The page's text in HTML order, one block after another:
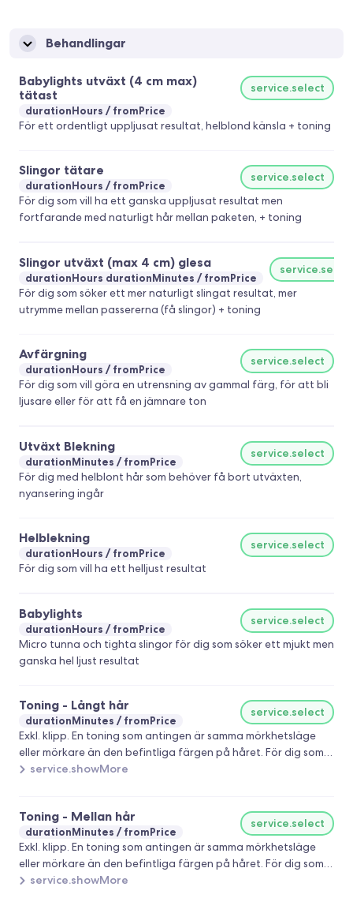
Behandlingar
Babylights utväxt (4 cm max)
tätast
durationHours fromPrice
service.select
För ett ordentligt uppljusat resultat, helblond känsla + toning
Slingor tätare
durationHours fromPrice
service.select
För dig som vill ha ett ganska uppljusat resultat men
fortfarande med naturligt hår mellan paketen, + toning
Slingor utväxt (max 4 cm) glesa
durationHours durationMinutes fromPrice
service.select
För dig som söker ett mer naturligt slingat resultat, mer
utrymme mellan passererna (få slingor) + toning
Avfärgning
durationHours fromPrice
service.select
För dig som vill göra en utrensning av gammal färg, för att bli
ljusare eller för att få en jämnare ton
Utväxt Blekning
durationMinutes fromPrice
service.select
För dig med helblont hår som behöver få bort utväxten,
nyansering ingår
Helblekning
durationHours fromPrice
service.select
För dig som vill ha ett helljust resultat
Babylights
durationHours fromPrice
service.select
Micro tunna och tighta slingor för dig som söker ett mjukt men
ganska hel ljust resultat
Toning - Långt hår
durationMinutes fromPrice
service.select
Exkl. klipp. En toning som antingen är samma mörkhetsläge
eller mörkare än den befintliga färgen på håret. För dig som
har nyckelbenskort hår eller längre.
service.showMore
Toning - Mellan hår
durationMinutes fromPrice
service.select
Exkl. klipp. En toning som antingen är samma mörkhetsläge
eller mörkare än den befintliga färgen på håret. För dig som
har page eller kortare.
service.showMore